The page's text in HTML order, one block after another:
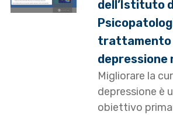
dell’Istituto
trattamento
Migliorare la
depressione è
obiettivo